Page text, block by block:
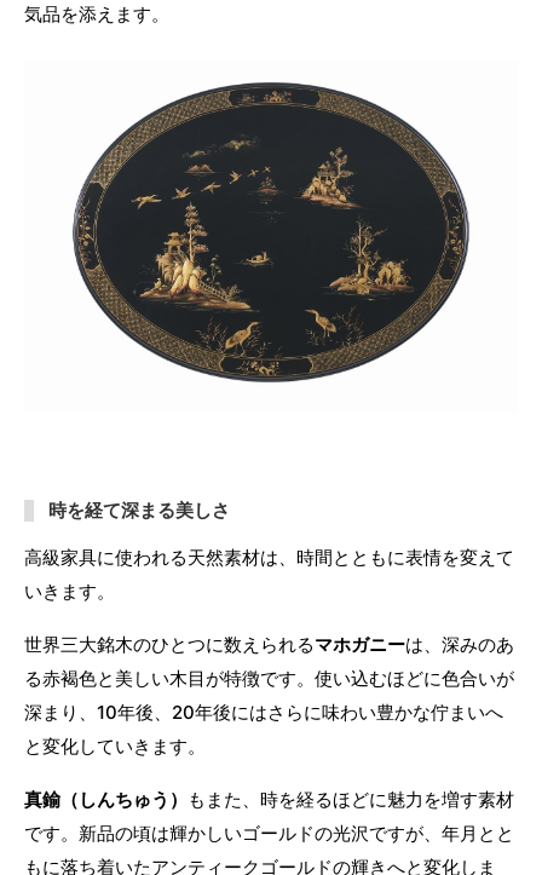
気品を添えます。
時を経て深まる美しさ
高級家具に使われる天然素材は、時間とともに表情を変えて
いきます。
世界三大銘木のひとつに数えられるマホガニーは、深みのあ
る赤褐色と美しい木目が特徴です。使い込むほどに色合いが
深まり、10年後、20年後にはさらに味わい豊かな佇まいへ
と変化していきます。
真鍮（しんちゅう） もまた、時を経るほどに魅力を増す素材
です。新品の頃は輝かしいゴールドの光沢ですが、年月とと
もに落ち着いたアンティークゴールドの輝きへと変化しま